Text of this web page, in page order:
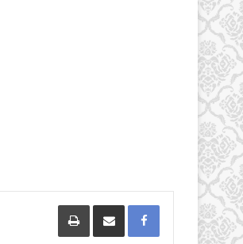
Facebookمشاركة عبر البريد طباعة